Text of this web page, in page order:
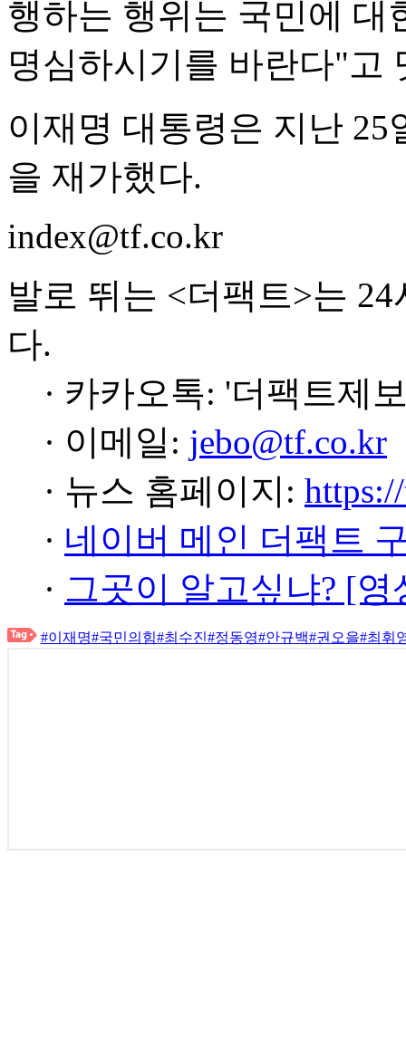
행하는 행위는 국민에 대
명심하시기를 바란다"고
이재명 대통령은 지난
을 재가했다.
index@tf.co.kr
발로 뛰는 <더팩트>는
다.
· 카카오톡: '더팩트제
· 이메일: jebo@tf.co.kr
· 뉴스 홈페이지:
· 네이버 메인 더팩트
· 그곳이 알고싶냐? [
#이재명#국민의힘#최수진#정동영#안규백#권오을#최휘